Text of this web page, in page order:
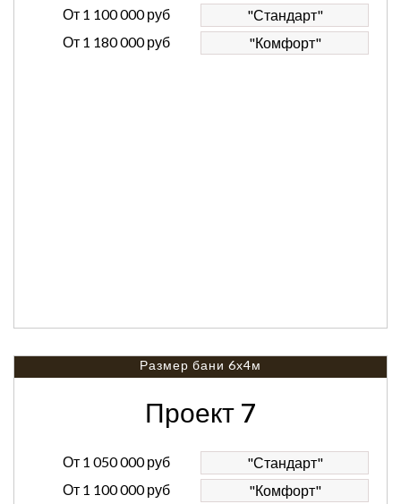
От 1 100 000 руб
"Стандарт"
От 1 180 000 руб "Комфорт"
Размер бани 6х4м
Проект 7
От 1 050 000 руб
"Стандарт"
От 1 100 000 руб "Комфорт"